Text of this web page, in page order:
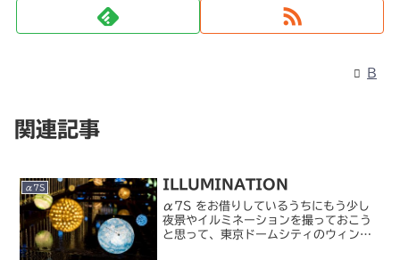
B
関連記事
α7S ILLUMINATION
α7S をお借りしているうちにもう少し
夜景やイルミネーションを撮っておこう
と思って、東京ドームシティのウィンタ